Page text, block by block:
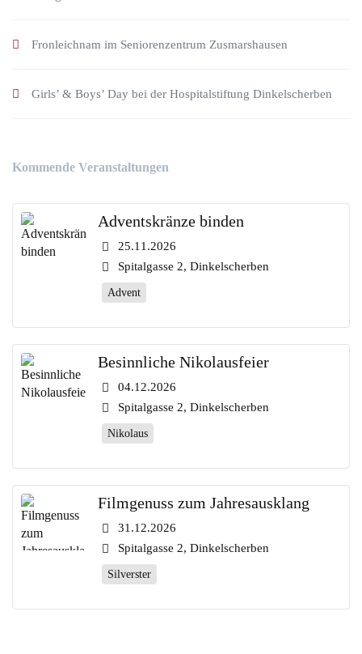
Fronleichnam im Seniorenzentrum Zusmarshausen
Girls’ & Boys’ Day bei der Hospitalstiftung Dinkelscherben
Kommende Veranstaltungen
Adventskränze binden
25.11.2026
Spitalgasse 2, Dinkelscherben
Advent
Besinnliche Nikolausfeier
04.12.2026
Spitalgasse 2, Dinkelscherben
Nikolaus
Filmgenuss zum Jahresausklang
31.12.2026
Spitalgasse 2, Dinkelscherben
Silverster